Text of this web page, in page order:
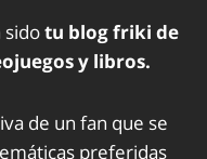
sidotu blog friki de
y libros.
de un fan que se
preferidas